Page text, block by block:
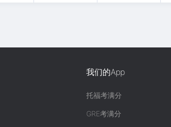
我们的App
托福考满分
GRE考满分